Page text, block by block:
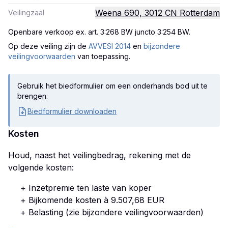
Veilingzaal Weena 690, 3012 CN Rotterdam
Openbare verkoop ex. art. 3:268 BW juncto 3:254 BW.
Op deze veiling zijn de AVVESI 2014 en bijzondere
veilingvoorwaarden van toepassing.
Gebruik het biedformulier om een onderhands bod uit te
brengen.
Biedformulier downloaden
Kosten
Houd, naast het veilingbedrag, rekening met de
volgende kosten:
+ Inzetpremie ten laste van koper
+ Bijkomende kosten à 9.507,68 EUR
+ Belasting (zie bijzondere veilingvoorwaarden)